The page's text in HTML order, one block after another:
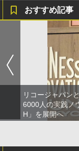
おすすめ記事
リコージャパン
6000人の実践ノ
H」を展開へ